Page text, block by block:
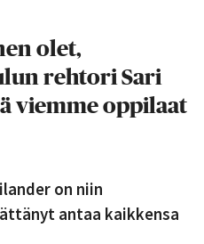
olet,
rehtori Sari
viemme oppilaat
on niin
antaa kaikkensa